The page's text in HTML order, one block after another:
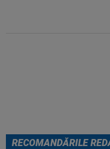
RECOMANDĂRILE